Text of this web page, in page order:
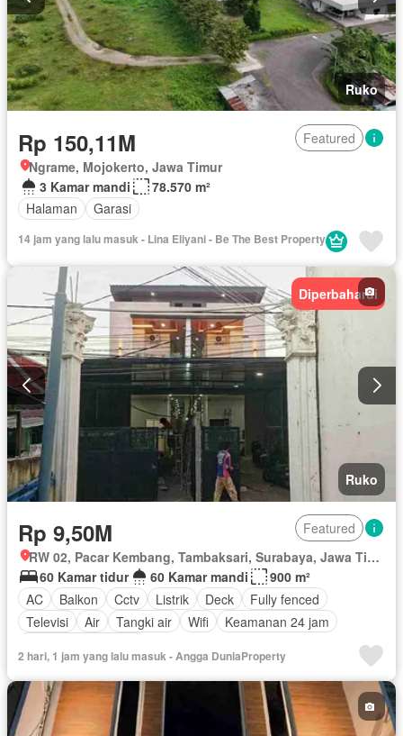
Ruko
Rp 150,11M
Featured
Ngrame, Mojokerto, Jawa Timur
3 Kamar mandi
78.570 m²
Halaman
Garasi
14 jam yang lalu masuk - Lina Eliyani - Be The Best Property
Diperbaharui
Ruko
Rp 9,50M
Featured
RW 02, Pacar Kembang, Tambaksari, Surabaya, Jawa Timur
60 Kamar tidur
60 Kamar mandi
900 m²
AC
Balkon Cctv Listrik Deck
Fully fenced
Televisi
Air Tangki air Wifi
Keamanan 24 jam
2 hari, 1 jam yang lalu masuk - Angga DuniaProperty